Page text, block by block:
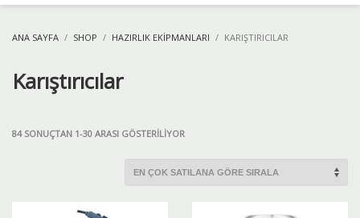
ANA SAYFA SHOP HAZIRLIK EKIPMANLARI KARIŞTIRICILAR
Karıştırıcılar
84 SONUÇTAN 1-30 ARASI GÖSTERILIYORPOPÜLERLIĞE
SIRALANDI